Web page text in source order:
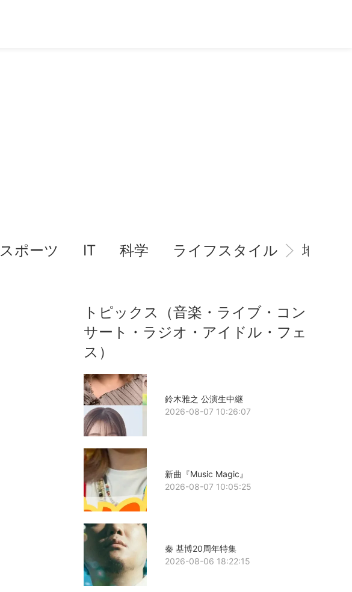
スポーツ IT 科学 ライフスタイル 地域情
トピックス（音楽・ライブ・コン
サート・ラジオ・アイドル・フェ
ス）
鈴木雅之 公演生中継
2026-08-07 10:26:07
新曲『Music Magic』
2026-08-07 10:05:25
秦 基博20周年特集
2026-08-06 18:22:15